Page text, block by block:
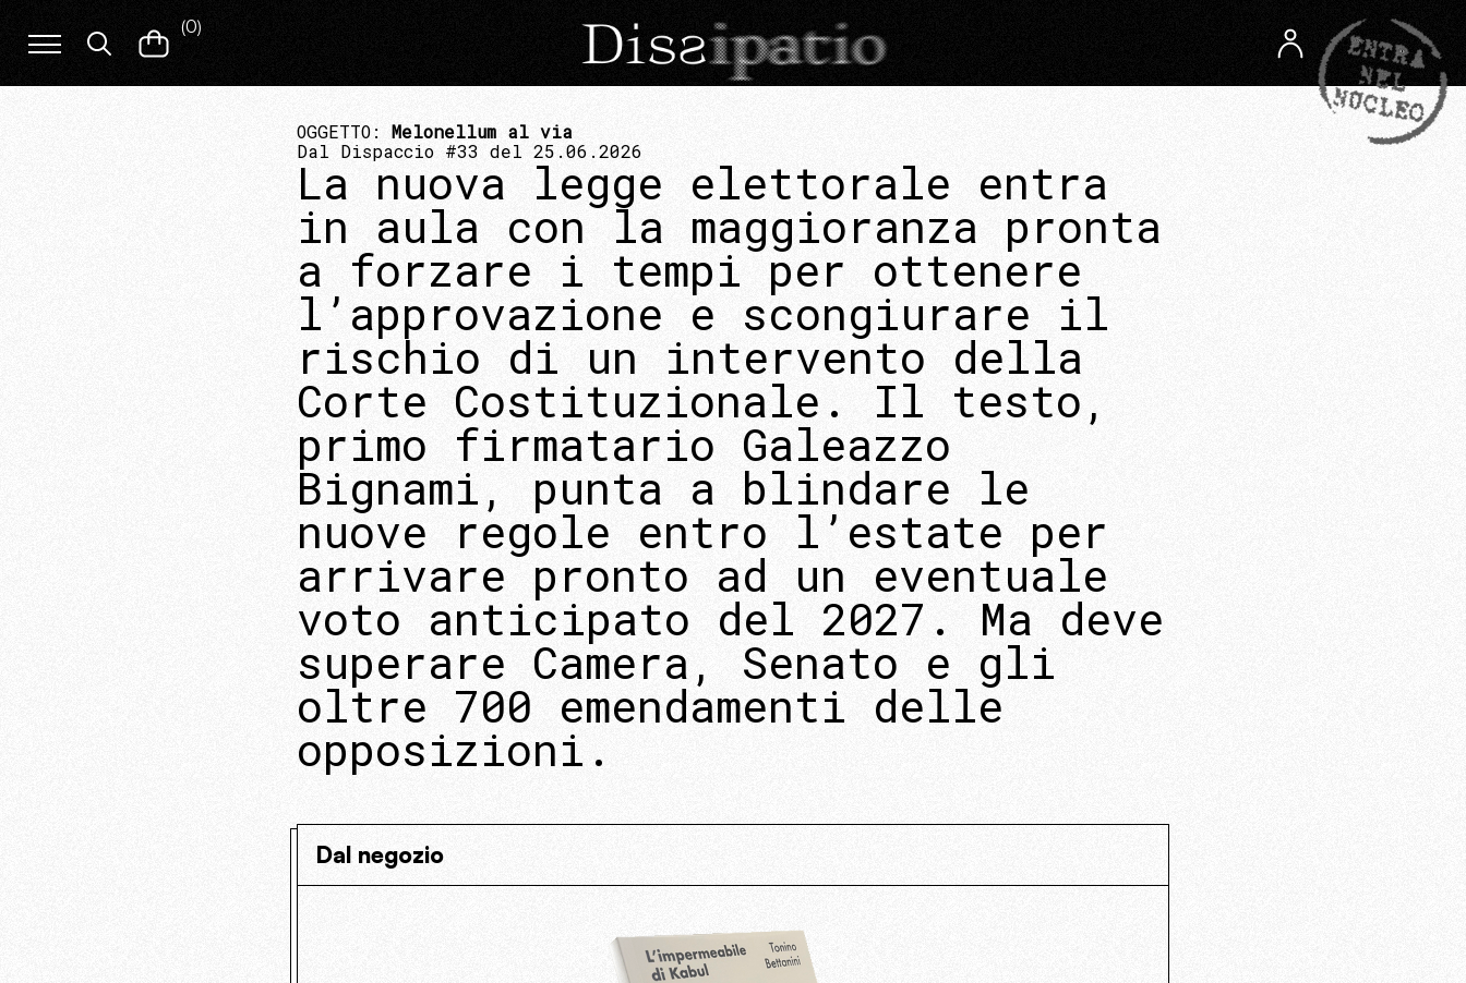
(0)
OGGETTO: Melonellum al via
Dal Dispaccio #33 del 25.06.2026
La nuova legge elettorale entra
in aula con la maggioranza pronta
a forzare i tempi per ottenere
l’approvazione e scongiurare il
rischio di un intervento della
Corte Costituzionale. Il testo,
primo firmatario Galeazzo
Bignami, punta a blindare le
nuove regole entro l’estate per
arrivare pronto ad un eventuale
voto anticipato del 2027. Ma deve
superare Camera, Senato e gli
oltre 700 emendamenti delle
opposizioni.
Dal negozio